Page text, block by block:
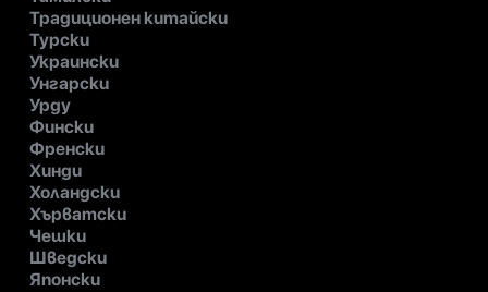
Традиционен китайски
Турски
Украински
Унгарски
Урду
Фински
Френски
Хинди
Холандски
Хърватски
Чешки
Шведски
Японски